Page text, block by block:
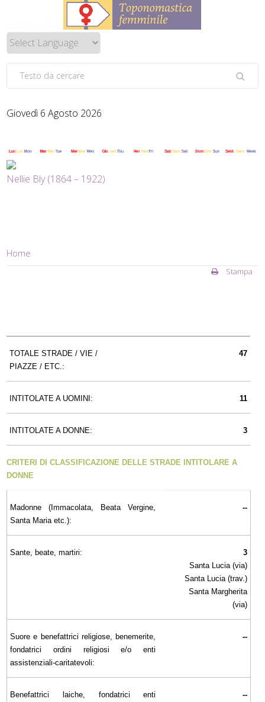
Giovedì 6 Agosto 2026
Nellie Bly (1864 – 1922)
Home
Stampa
TOTALE STRADE / VIE /
PIAZZE / ETC.:
47
INTITOLATE A UOMINI: 11
INTITOLATE A DONNE: 3
CRITERI DI CLASSIFICAZIONE DELLE STRADE INTITOLARE A
DONNE
Madonne (Immacolata, Beata Vergine,
Santa Maria etc.):
--
Sante, beate, martiri:
3
Santa Lucia (via)
Santa Lucia (trav.)
Santa Margherita
(via)
Suore e benefattrici religiose, benemerite,
fondatrici ordini religiosi e/o enti
assistenziali-caritatevoli:
--
Benefattrici laiche, fondatrici enti
--